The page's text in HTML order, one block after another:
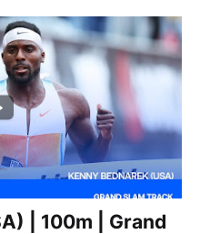
| 100m | Grand